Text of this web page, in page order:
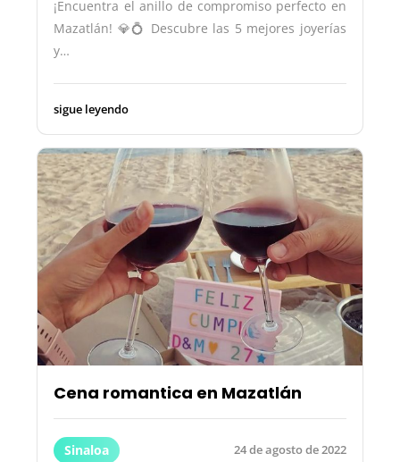
¡Encuentra el anillo de compromiso perfecto en
Mazatlán! 💎💍 Descubre las 5 mejores joyerías
y…
sigue leyendo
Cena romantica en Mazatlán
Sinaloa 24 de agosto de 2022